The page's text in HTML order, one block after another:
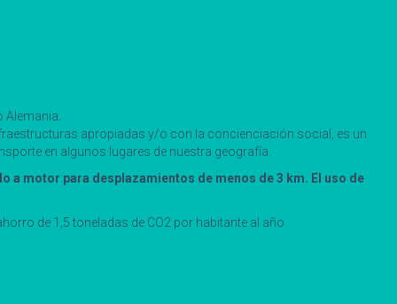
apropiadas y/o con la concienciación social, es un
en algunos lugares de nuestra geografía.
a motor para desplazamientos de menos de 3 km. El uso de
de 1,5 toneladas de CO2 por habitante al año.